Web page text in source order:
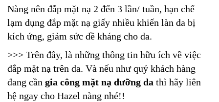
Nàng nên đắp mặt nạ 2 đến 3 lần/ tuần, hạn chế
lạm dụng đắp mặt nạ giấy nhiều khiến làn da bị
kích ứng, giảm sức đề kháng cho da.
>>> Trên đây, là những thông tin hữu ích về việc
đắp mặt nạ trên da. Và nếu như quý khách hàng
đang cần gia công mặt nạ dưỡng da thì hãy liên
hệ ngay cho Hazel nàng nhé!!